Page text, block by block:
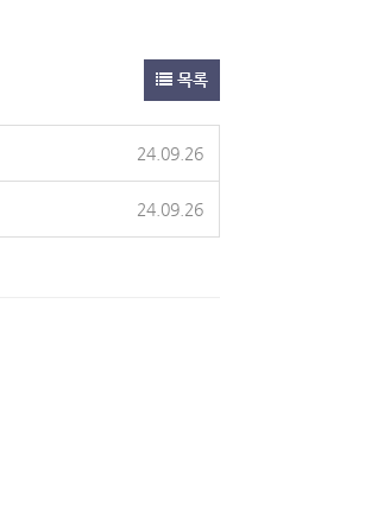
목록
24.09.26
24.09.26